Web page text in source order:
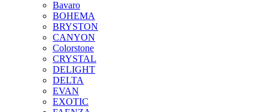
Bavaro
BOHEMA
BRYSTON
CANYON
Colorstone
CRYSTAL
DELIGHT
DELTA
EVAN
EXOTIC